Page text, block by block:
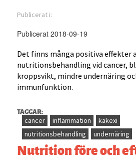
Publicerat i:
Publicerat 2018-09-19
Det finns många positiva effekter
nutritionsbehandling vid cancer,
kroppsvikt, mindre undernäring
immunfunktion.
TAGGAR:
cancer inflammation
kakexi
nutritionsbehandling
undernäring
Nutrition före och